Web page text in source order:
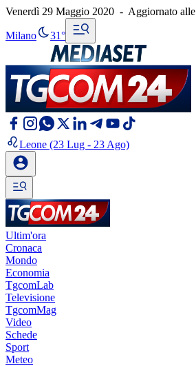
Venerdì 29 Maggio 2020 - Aggiornato alle
Milano 31°
Leone (23 Lug - 23 Ago)
Ultim'ora
Cronaca
Mondo
Economia
TgcomLab
Televisione
TgcomMag
Video
Schede
Sport
Meteo